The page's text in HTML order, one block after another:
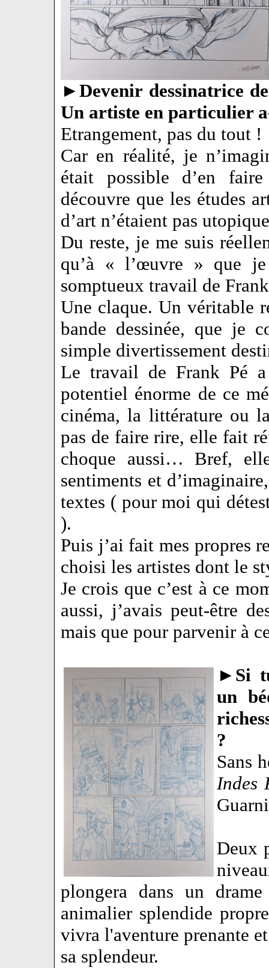
►Devenir dessinatrice
Un artiste en particulier
Etrangement, pas du tout !
Car en réalité, je
était possible d’en
découvre que les études
d’art n’étaient pas
Du reste, je me suis
qu’à « l’œuvre » que
somptueux travail de
Une claque. Un véritable
bande dessinée, que je
simple divertissement
Le travail de Frank Pé
potentiel énorme de ce
cinéma, la littérature ou
pas de faire rire, elle fait
choque aussi… Bref,
sentiments et
textes ( pour moi qui
).
Puis j’ai fait mes propres
choisi les artistes dont le
Je crois que c’est à ce
aussi, j’avais peut-être
mais que pour parvenir à
► Si
un
?
Sans
Indes
Deux
plongera dans un
animalier splendide
vivra l'aventure prenante
sa splendeur.